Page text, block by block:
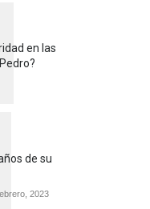
en las
de su
2023